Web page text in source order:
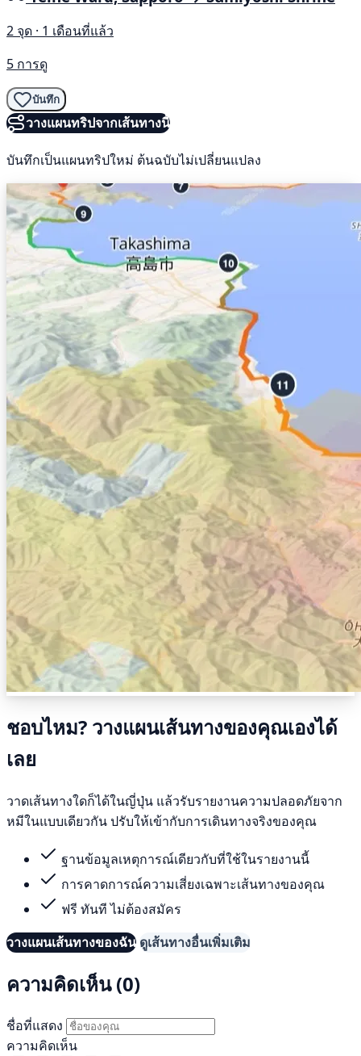
2 จุด · 1 เดือนที่แล้ว
5 การดู
บันทึก
วางแผนทริปจากเส้นทางนี้
บันทึกเป็นแผนทริปใหม่ ต้นฉบับไม่เปลี่ยนแปลง
ชอบไหม? วางแผนเส้นทางของคุณเองได้
เลย
วาดเส้นทางใดก็ได้ในญี่ปุ่น แล้วรับรายงานความปลอดภัยจาก
หมีในแบบเดียวกัน ปรับให้เข้ากับการเดินทางจริงของคุณ
ฐานข้อมูลเหตุการณ์เดียวกับที่ใช้ในรายงานนี้
การคาดการณ์ความเสี่ยงเฉพาะเส้นทางของคุณ
ฟรี ทันที ไม่ต้องสมัคร
วางแผนเส้นทางของฉัน ดูเส้นทางอื่นเพิ่มเติม
ความคิดเห็น (0)
ชื่อที่แสดง
ความคิดเห็น